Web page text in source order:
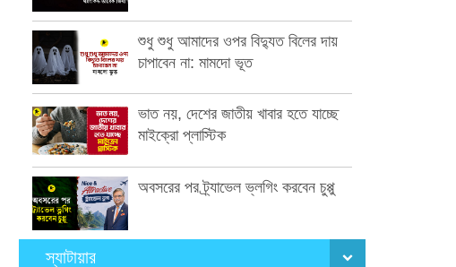
শুধু শুধু আমাদের ওপর বিদ্যুত বিলের দায়
চাপাবেন না: মামদো ভূত
ভাত নয়, দেশের জাতীয় খাবার হতে যাচ্ছে
মাইক্রো প্লাস্টিক
অবসরের পর ট্র্যাভেল ভ্লগিং করবেন চুপ্পু
স্যাটায়ার